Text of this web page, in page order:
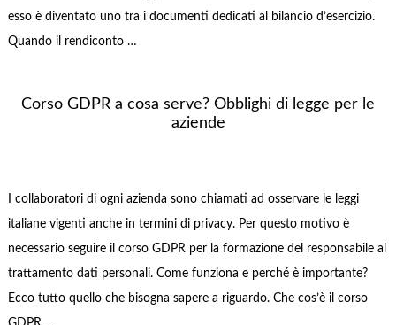
esso è diventato uno tra i documenti dedicati al bilancio d’esercizio.
Quando il rendiconto …
Corso GDPR a cosa serve? Obblighi di legge per le
aziende
I collaboratori di ogni azienda sono chiamati ad osservare le leggi
italiane vigenti anche in termini di privacy. Per questo motivo è
necessario seguire il corso GDPR per la formazione del responsabile al
trattamento dati personali. Come funziona e perché è importante?
Ecco tutto quello che bisogna sapere a riguardo. Che cos’è il corso